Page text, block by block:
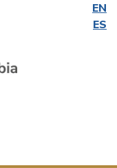
EN
ES